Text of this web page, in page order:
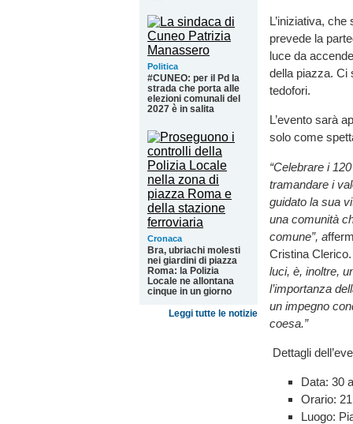
Politica
#CUNEO: per il Pd la
strada che porta alle
elezioni comunali del
2027 è in salita
Cronaca
Bra, ubriachi molesti
nei giardini di piazza
Roma: la Polizia
Locale ne allontana
cinque in un giorno
Leggi tutte le notizie
L’iniziativa,
prevede la
luce da
della piazza. Ci
tedofori.
L’evento sarà
solo come
“Celebrare i
tramandare i
guidato la sua
una comunità
comune”, a
Cristina Clerico.
luci, è, inoltre,
l’importanza
un impegno
coesa.”
Dettagli
Data: 30
Orario: 21
Luogo: